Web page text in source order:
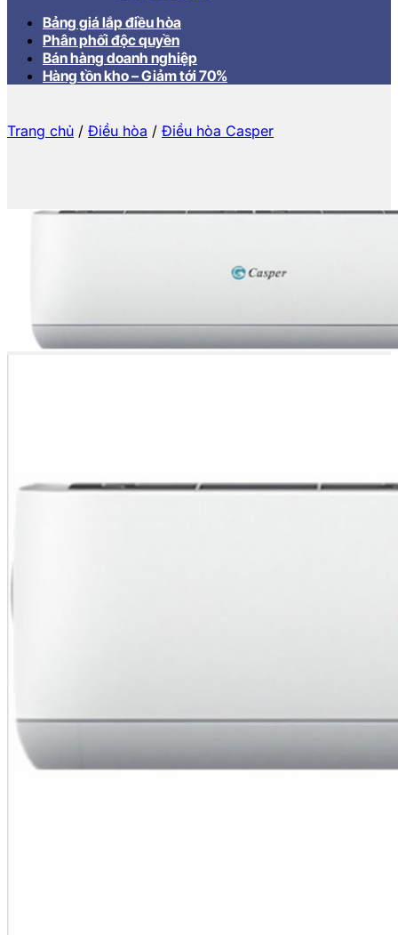
Bảng giá lắp điều hòa
Phân phối độc quyền
Bán hàng doanh nghiệp
Hàng tồn kho – Giảm tới 70%
Trang chủ / Điều hòa / Điều hòa Casper